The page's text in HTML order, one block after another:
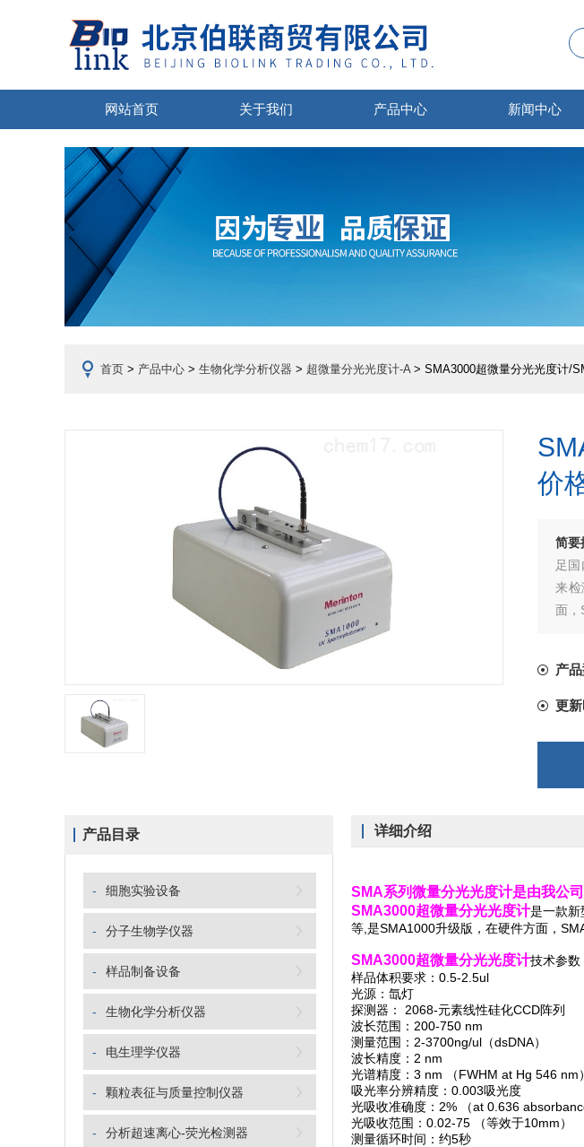
网站首页 关于我们 产品中心 新闻中心
首页 > 产品中心 > 生物化学分析仪器 > 超微量分光光度计-A> SMA3000超微量分光光度计/
价
简要
足
来
面，
产品
更新
产品目录
- 细胞实验设备
- 分子生物学仪器
- 样品制备设备
- 生物化学分析仪器
- 电生理学仪器
- 颗粒表征与质量控制仪器
- 分析超速离心-荧光检测器
详细介绍
SMA系列微量分光光度计是由我公
SMA3000超微量分光光度计是一款新
等,是SMA1000升级版，在硬件方面，
SMA3000超微量分光光度计技术参数
样品体积要求：0.5-2.5ul
光源：氙灯
探测器： 2068-元素线性硅化CCD阵列
波长范围：200-750 nm
测量范围：2-3700ng/ul（dsDNA）
波长精度：2 nm
光谱精度：3 nm （FWHM at Hg 546 nm）
吸光率分辨精度：0.003吸光度
光吸收准确度：2% （at 0.636
光吸收范围：0.02-75 （等效于10mm）
测量循环时间：约5秒